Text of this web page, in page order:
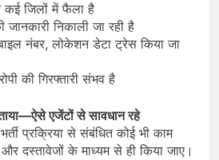
कई जिलों में फैला है
निकाली जा रही है
नंबर, लोकेशन डेटा ट्रेस किया जा
की गिरफ्तारी संभव है
एजेंटों से सावधान रहे
प्रक्रिया से संबंधित कोई भी काम
दस्तावेजों के माध्यम से ही किया जाए।